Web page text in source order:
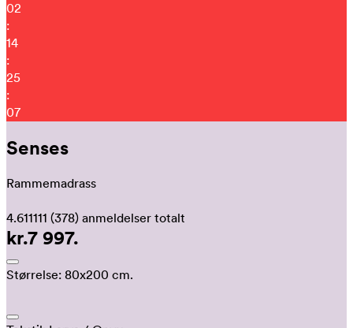
02
:
14
:
24
:
59
Senses
Rammemadrass
4.611111 (378) anmeldelser totalt
kr.7 997.
Størrelse: 80x200 cm.